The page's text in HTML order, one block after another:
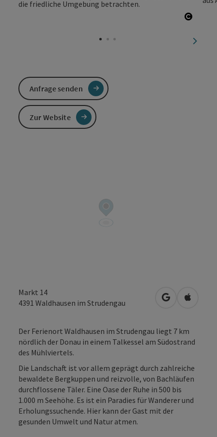
Markt 14
4391 Waldhausen im Strudengau in Google
in
Der Ferienort Waldhausen im Strudengau liegt 7 km
nördlich der Donau in einem Talkessel am Südostrand
des Mühlviertels.
Die Landschaft ist vor allem geprägt durch zahlreiche
bewaldete Bergkuppen und reizvolle, von Bachläufen
durchflossene Täler. Eine Oase der Ruhe in 500 bis
1.000 m Seehöhe. Es ist ein Paradies für Wanderer und
Erholungssuchende. Hier kann der Gast mit der
gesunden Umwelt und Natur atmen.
Anfrage senden
Zur Website